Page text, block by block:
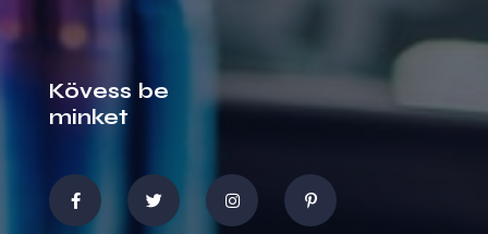
Kövess be
minket